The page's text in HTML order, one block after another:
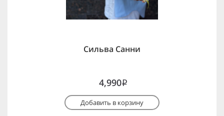
Сильва Санни
4,990i
Добавить в корзину